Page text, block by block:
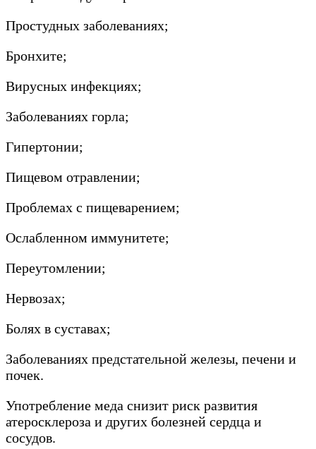
Простудных заболеваниях;
Бронхите;
Вирусных инфекциях;
Заболеваниях горла;
Гипертонии;
Пищевом отравлении;
Проблемах с пищеварением;
Ослабленном иммунитете;
Переутомлении;
Нервозах;
Болях в суставах;
Заболеваниях предстательной железы, печени и
почек.
Употребление меда снизит риск развития
атеросклероза и других болезней сердца и
сосудов.